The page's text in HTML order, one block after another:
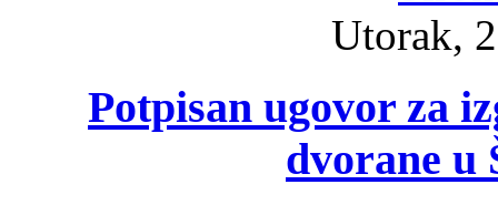
Utorak,
Potpisan ugovor za
dvorane u